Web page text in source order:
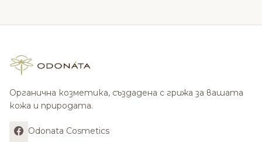
Органична козметика, създадена с грижа за вашата
кожа и природата.
Odonata Cosmetics